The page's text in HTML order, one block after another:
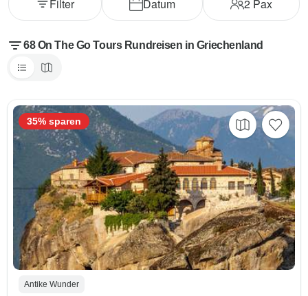
Datum 2 Pax
Filter
68 On The Go Tours Rundreisen in Griechenland
Antike Wunder
35% sparen